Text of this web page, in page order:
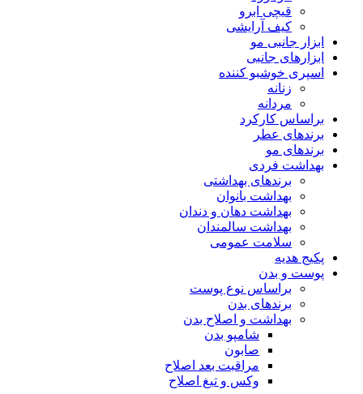
قیچی ابرو
کیف آرایشی
ابزار جانبی مو
ابزارهای جانبی
اسپری خوشبو کننده
زنانه
مردانه
براساس کارکرد
برندهای عطر
برندهای مو
بهداشت فردی
برندهای بهداشتی
بهداشت بانوان
بهداشت دهان و دندان
بهداشت سالمندان
سلامت عمومی
پکیج هدیه
پوست و بدن
براساس نوع پوست
برندهای بدن
بهداشت و اصلاح بدن
شامپو بدن
صابون
مراقبت بعد اصلاح
وکس و تیغ اصلاح